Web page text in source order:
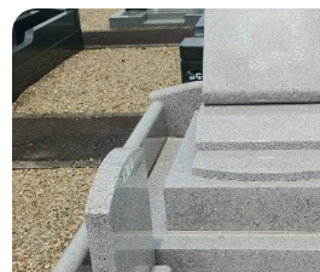
れは各宗派のご本尊様を刻むこと
「仏塔」としてご本尊様にご先祖
えられており、とてもありがたい
くの人には馴染みが無いかもしれ
とこのように刻まれたお墓が数多
確認をしてみてください。 最後に
場の職人に差し入れを持ってきて
す。 お墓も屋外にあるため雨が降
雨が止めばすぐに乾くのですが、
る変化が起きます。 ご存知の方も
せんが、写真のようにお墓は変色
雨が降った時表面だけが濡れるの
浸み込んでしまうためです。石に
ピードは異なりますが白やグレー